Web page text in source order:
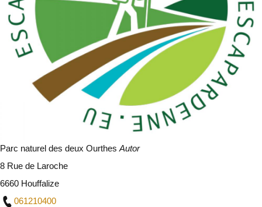
Parc naturel des deux OurthesAutor
8 Rue de Laroche
6660 Houffalize
061210400